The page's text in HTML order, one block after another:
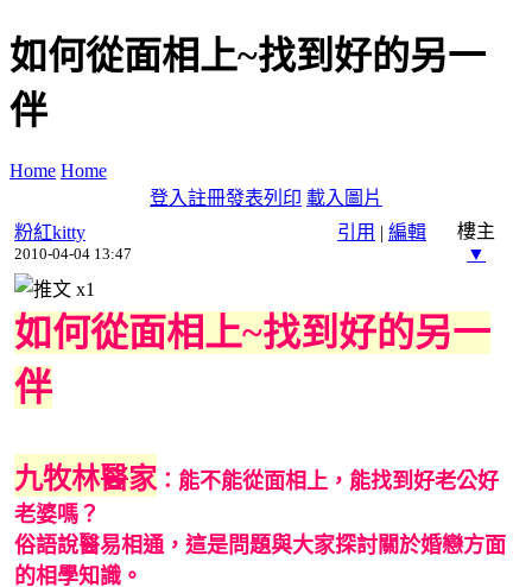
如何從面相上~找到好的另一
伴
Home Home
登入註冊發表列印 載入圖片
引用 | 編輯
粉紅kitty
2010-04-04 13:47
樓主
▼
x1
如何從面相上~找到好的另一
伴
九牧林醫家 ：能不能從面相上，能找到好老公好
老婆嗎？
俗語說醫易相通，這是問題與大家探討關於婚戀方面
的相學知識。